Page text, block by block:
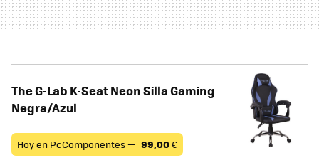
The G-Lab K-Seat Neon Silla Gaming
Negra/Azul
Hoy en PcComponentes — 99,00€